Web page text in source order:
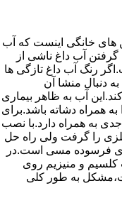
های خانگی اینست که آب
آب داغ ناشی از
رنگ آب داغ تازگی ها
دنبال منشا آن
آب به ظاهر بیماری
همراه دشاته باشد.برای
به همراه دارد.با نصب
را گرفت ولی راه حل
فرسوده مسی است.در
کلسیم و منیزیم روی
به طور کلی